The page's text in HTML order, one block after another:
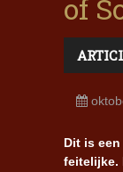
of
Dit is
feitelijke.